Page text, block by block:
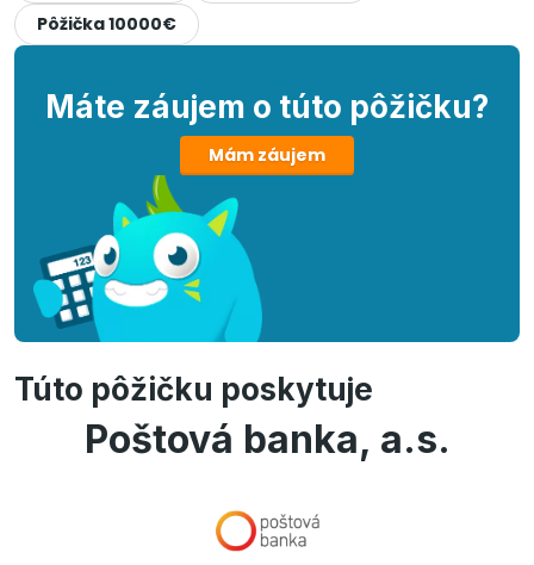
Pôžička 10000€
Máte záujem o túto pôžičku?
Mám záujem
Túto pôžičku poskytuje
Poštová banka, a.s.